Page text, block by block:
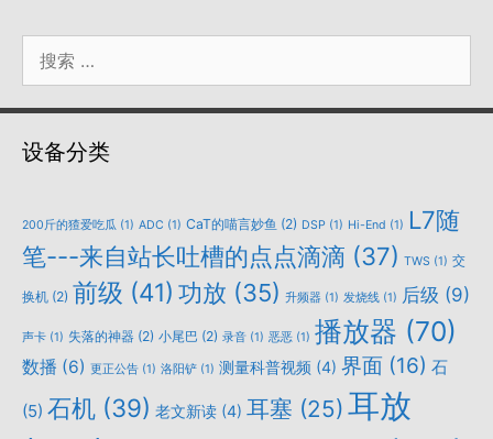
索：
设备分类
200斤的猹爱吃瓜 (1) ADC (1) CaT的喵言妙鱼 (2) DSP (1) Hi-End (1) L7随
笔---来自站长吐槽的点点滴滴 (37) TWS (1) 交
换机 (2) 前级 (41) 功放 (35) 升频器 (1) 发烧线 (1) 后级 (9)
声卡 (1) 失落的神器 (2) 小尾巴 (2) 录音 (1) 恶恶 (1) 播放器 (70)
数播 (6) 更正公告 (1) 洛阳铲 (1) 测量科普视频 (4) 界面 (16) 石
(5) 石机 (39) 老文新读 (4) 耳塞 (25) 耳放